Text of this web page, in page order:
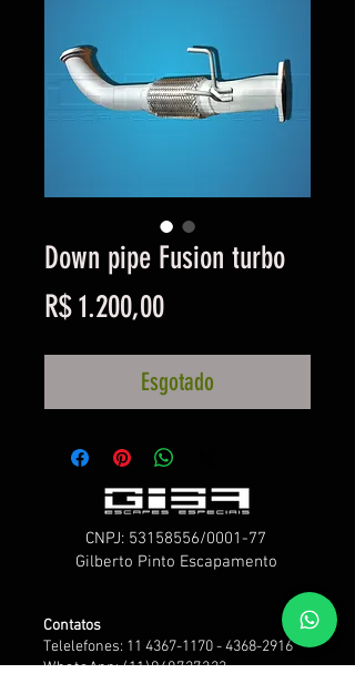
Down pipe Fusion turbo
R$ 1.200,00Preço
Esgotado
CNPJ: 53158556/0001-77
Gilberto Pinto Escapamento
Contatos
Telelefones: 11 4367-1170 - 4368-2916
WhatsApp: (11)940727223